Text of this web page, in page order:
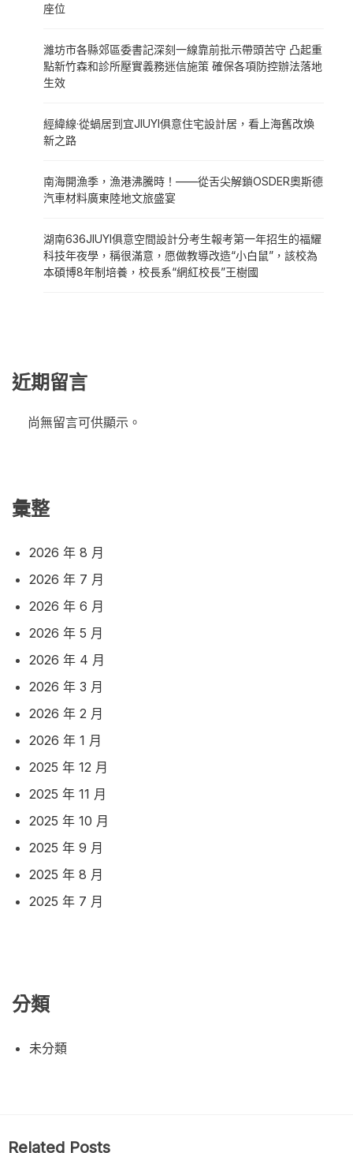
座位
濰坊市各縣郊區委書記深刻一線靠前批示帶頭苦守 凸起重
點新竹森和診所壓實義務迷信施策 確保各項防控辦法落地
生效
經緯線·從蝸居到宜JIUYI俱意住宅設計居，看上海舊改煥
新之路
南海開漁季，漁港沸騰時！——從舌尖解鎖OSDER奧斯德
汽車材料廣東陸地文旅盛宴
湖南636JIUYI俱意空間設計分考生報考第一年招生的福耀
科技年夜學，稱很滿意，愿做教導改造“小白鼠”，該校為
本碩博8年制培養，校長系“網紅校長”王樹國
近期留言
尚無留言可供顯示。
彙整
2026 年 8 月
2026 年 7 月
2026 年 6 月
2026 年 5 月
2026 年 4 月
2026 年 3 月
2026 年 2 月
2026 年 1 月
2025 年 12 月
2025 年 11 月
2025 年 10 月
2025 年 9 月
2025 年 8 月
2025 年 7 月
分類
未分類
Related Posts